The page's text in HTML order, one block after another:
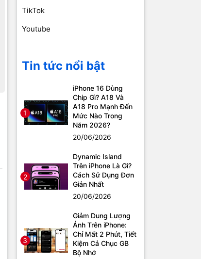
TikTok
Youtube
Tin tức nổi bật
1
iPhone 16 Dùng
Chip Gì? A18 Và
A18 Pro Mạnh Đến
Mức Nào Trong
Năm 2026?
20/06/2026
2
Dynamic Island
Trên iPhone Là Gì?
Cách Sử Dụng Đơn
Giản Nhất
20/06/2026
3
Giảm Dung Lượng
Ảnh Trên iPhone:
Chỉ Mất 2 Phút, Tiết
Kiệm Cả Chục GB
Bộ Nhớ